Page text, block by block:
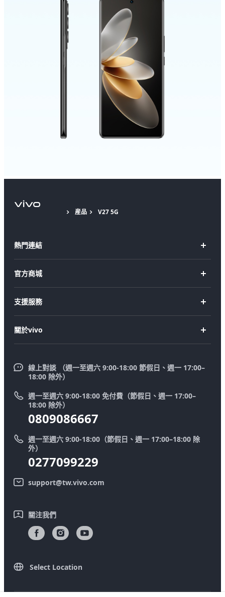
産品 V27 5G
熱門連結
X200 Pro
X200
X200 FE
V50 Lite 5G
V50
官方商城
購買手機
購買配件
支援服務
服務中心
Funtouch OS
系統升級
零配件價格查詢
送修服務
IMEI 碼驗證
系統連鎖通路夥伴
產品保固說明
下載還原 Log 的 LUT
關於vivo
新聞中心
法律聲明
優惠活動
舊機換新機
vivo｜蔡司影像
線上對談 （週一至週六 9:00-18:00 節假日、週一 17:00–
18:00 除外）
週一至週六 9:00-18:00 免付費（節假日、週一 17:00–
18:00 除外）
0809086667
週一至週六 9:00-18:00（節假日、週一 17:00–18:00 除
外）
0277099229
support@tw.vivo.com
關注我們
Select Location